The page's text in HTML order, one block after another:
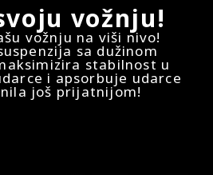
vožnju!
vožnju na viši nivo!
sa dužinom
stabilnost u
i apsorbuje udarce
još prijatnijom!
koraka (jednom rukom)
informacijama